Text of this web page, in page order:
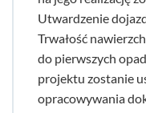
Utwardzenie
Trwałość
do pierwszych
projektu zostanie
opracowywania